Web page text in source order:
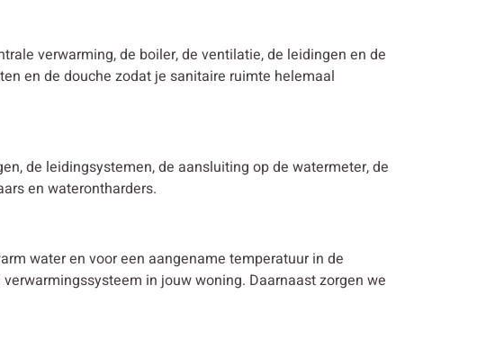
verwarming, de boiler, de ventilatie, de leidingen en de
en de douche zodat je sanitaire ruimte helemaal
de leidingsystemen, de aansluiting op de watermeter, de
en waterontharders.
water en voor een aangename temperatuur in de
in jouw woning. Daarnaast zorgen we